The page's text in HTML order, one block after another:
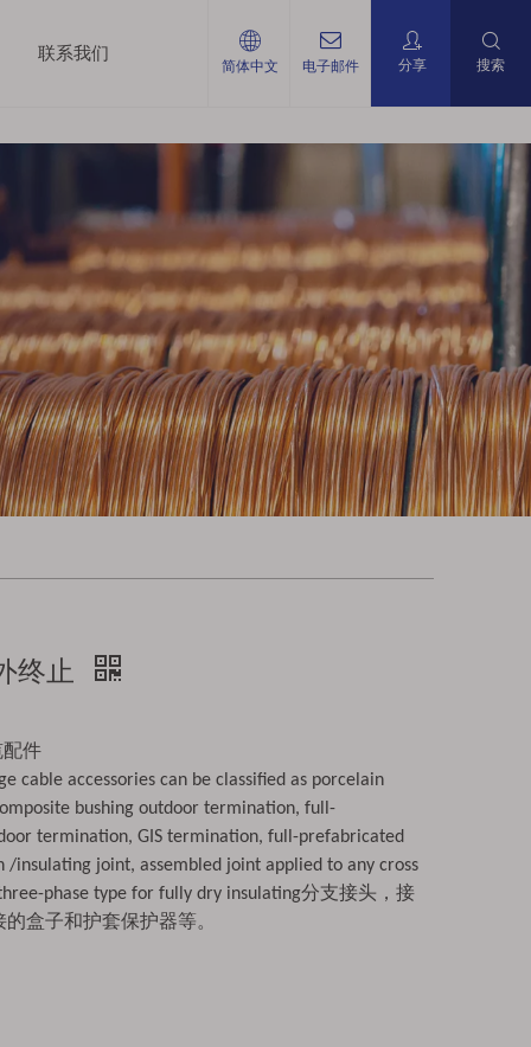
联系我们
简体中文 电子邮件 分享 搜索
终止
配件
cable accessories can be classified as porcelain
bushing outdoor termination, full-
termination, GIS termination, full-prefabricated
insulating joint, assembled joint applied to any cross
phase type for fully dry insulating分支接头，接
盒子和护套保护器等。